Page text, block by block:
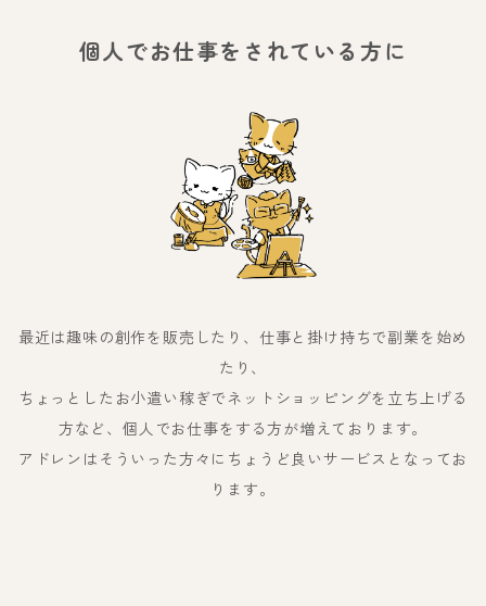
個人でお仕事をされている方に
最近は趣味の創作を販売したり、仕事と掛け持ちで副業を始め
たり、
ちょっとしたお小遣い稼ぎでネットショッピングを立ち上げる
方など、個人でお仕事をする方が増えております。
アドレンはそういった方々にちょうど良いサービスとなってお
ります。